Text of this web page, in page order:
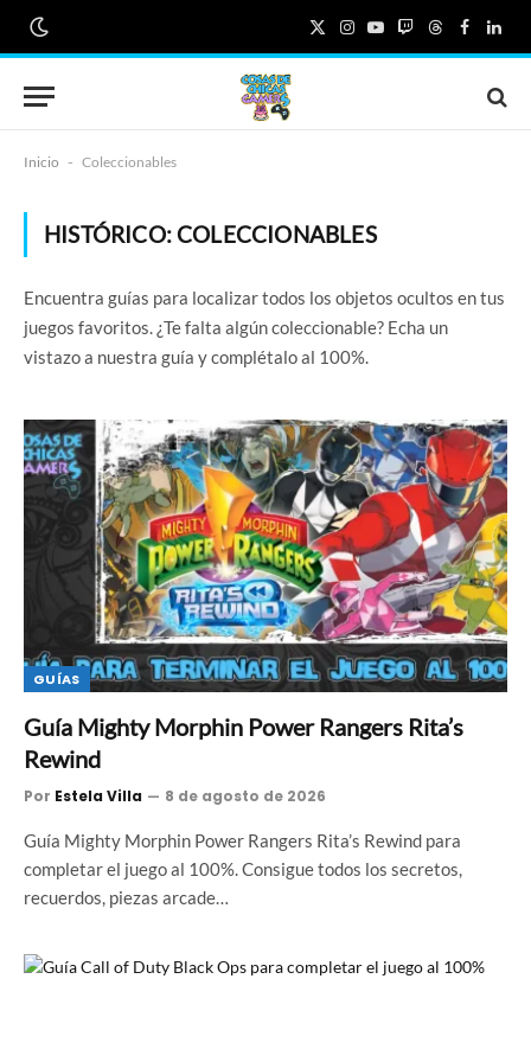
X
(Twitter)
Instagram
YouTube
TwitchThreads
Inicio - Coleccionables
HISTÓRICO:COLECCIONABLES
Encuentra guías para localizar todos los objetos ocultos en tus
juegos favoritos. ¿Te falta algún coleccionable? Echa un
vistazo a nuestra guía y complétalo al 100%.
GUÍAS
Guía Mighty Morphin Power Rangers Rita’s
Rewind
Por Estela Villa 8 de agosto de 2026
Guía Mighty Morphin Power Rangers Rita’s Rewind para
completar el juego al 100%. Consigue todos los secretos,
recuerdos, piezas arcade…